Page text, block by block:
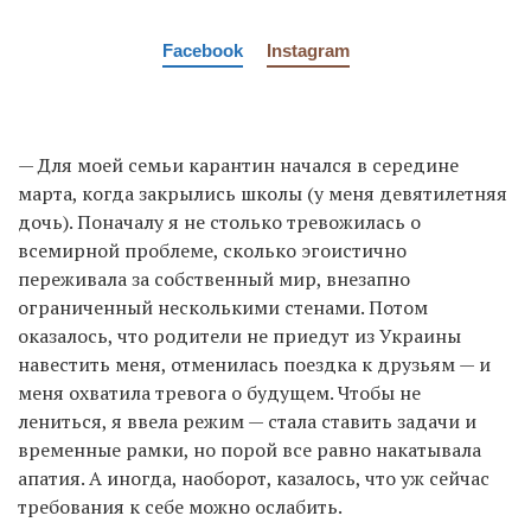
Facebook Instagram
— Для моей семьи карантин начался в середине
марта, когда закрылись школы (у меня девятилетняя
дочь). Поначалу я не столько тревожилась о
всемирной проблеме, сколько эгоистично
переживала за собственный мир, внезапно
ограниченный несколькими стенами. Потом
оказалось, что родители не приедут из Украины
навестить меня, отменилась поездка к друзьям — и
меня охватила тревога о будущем. Чтобы не
лениться, я ввела режим — стала ставить задачи и
временные рамки, но порой все равно накатывала
апатия. А иногда, наоборот, казалось, что уж сейчас
требования к себе можно ослабить.